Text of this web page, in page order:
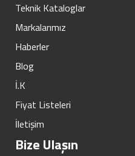
Teknik Kataloglar
Markalarımız
Haberler
Blog
İ.K
Fiyat Listeleri
İletişim
Bize Ulaşın